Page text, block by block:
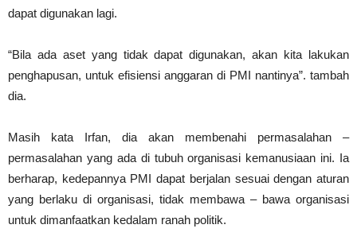
dapat digunakan lagi.
“Bila ada aset yang tidak dapat digunakan, akan kita lakukan
penghapusan, untuk efisiensi anggaran di PMI nantinya”. tambah
dia.
Masih kata Irfan, dia akan membenahi permasalahan –
permasalahan yang ada di tubuh organisasi kemanusiaan ini. Ia
berharap, kedepannya PMI dapat berjalan sesuai dengan aturan
yang berlaku di organisasi, tidak membawa – bawa organisasi
untuk dimanfaatkan kedalam ranah politik.